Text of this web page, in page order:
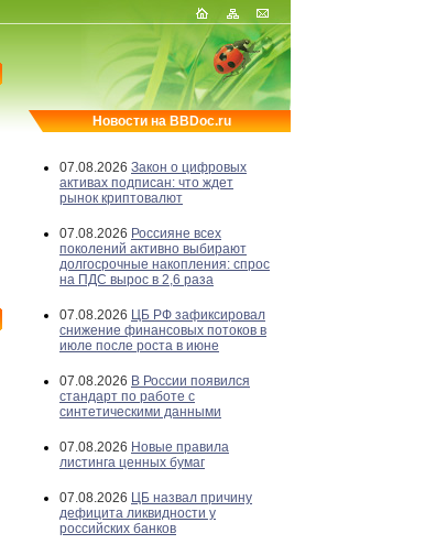
Новости на BBDoc.ru
07.08.2026 Закон о цифровых
активах подписан: что ждет
рынок криптовалют
07.08.2026 Россияне всех
поколений активно выбирают
долгосрочные накопления: спрос
на ПДС вырос в 2,6 раза
07.08.2026 ЦБ РФ зафиксировал
снижение финансовых потоков в
июле после роста в июне
07.08.2026 В России появился
стандарт по работе с
синтетическими данными
07.08.2026 Новые правила
листинга ценных бумаг
07.08.2026 ЦБ назвал причину
дефицита ликвидности у
российских банков